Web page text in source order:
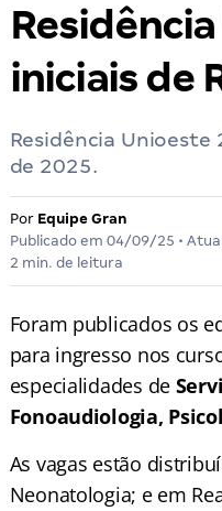
Residência
iniciais de
Residência
de 2025.
Por Equipe Gran
Publicado em 04/09/25 •
2 min. de leitura
Foram publicados os
para ingresso nos
especialidades de
Fonoaudiologia,
As vagas estão
Neonatologia; e em